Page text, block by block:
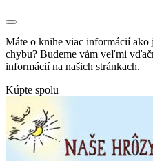
Máte o knihe viac informácií ako
chybu? Budeme vám veľmi
informácií na našich stránkach.
Kúpte spolu